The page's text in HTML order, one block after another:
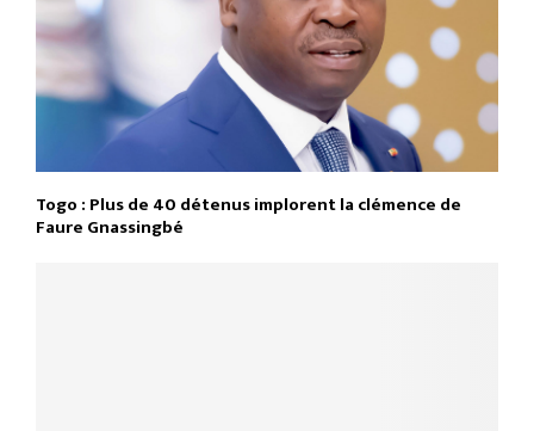
Togo : Plus de 40 détenus implorent la clémence de
Faure Gnassingbé